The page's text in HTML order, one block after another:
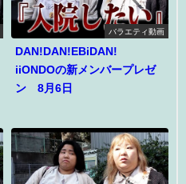
バラエティ動画
DAN!DAN!EBiDAN!
iiONDOの新メンバープレゼ
ン 8月6日